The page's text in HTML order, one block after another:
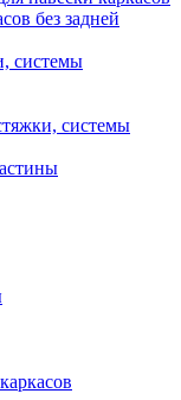
без задней
системы
системы